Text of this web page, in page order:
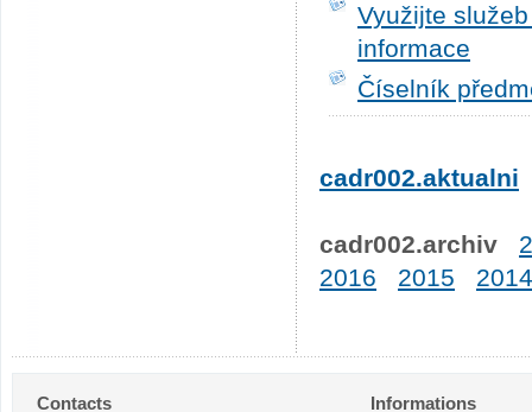
Využijte
informace
Číselník
cadr002.aktualni
cadr002.archiv
2016
2015 2014
Contacts Informations